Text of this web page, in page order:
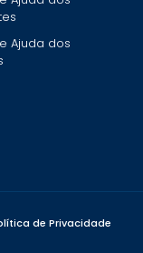
Ajuda dos
de Privacidade